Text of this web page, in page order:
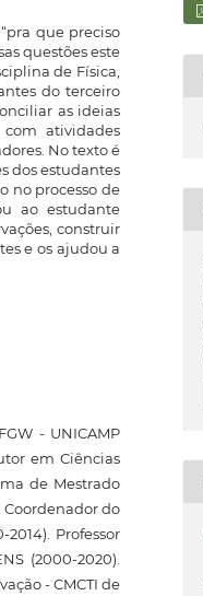
que preciso
questões este
de Física,
do terceiro
as ideias
atividades
No texto é
dos estudantes
no processo de
ao estudante
construir
e os ajudou a
- UNICAMP
em Ciências
de Mestrado
Coordenador do
Professor
(2000-2020).
- CMCTI de